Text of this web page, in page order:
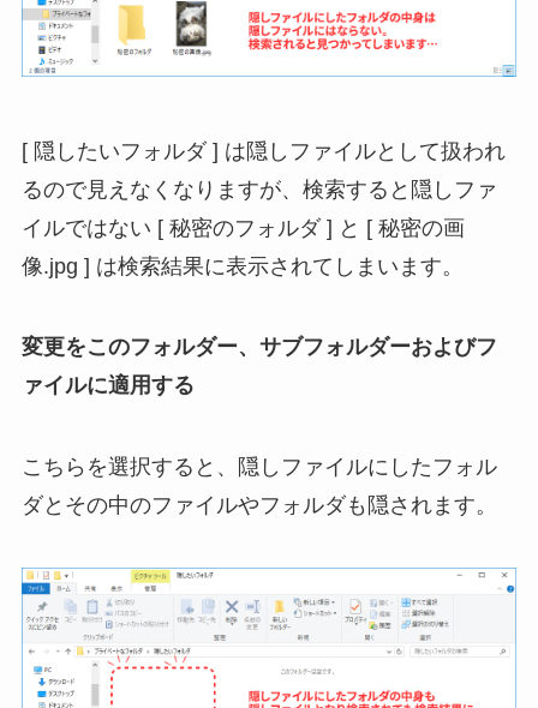
[ 隠したいフォルダ ] は隠しファイルとして扱われ
るので見えなくなりますが、検索すると隠しファ
イルではない [ 秘密のフォルダ ] と [ 秘密の画
像.jpg ] は検索結果に表示されてしまいます。
変更をこのフォルダー、サブフォルダーおよびフ
ァイルに適用する
こちらを選択すると、隠しファイルにしたフォル
ダとその中のファイルやフォルダも隠されます。